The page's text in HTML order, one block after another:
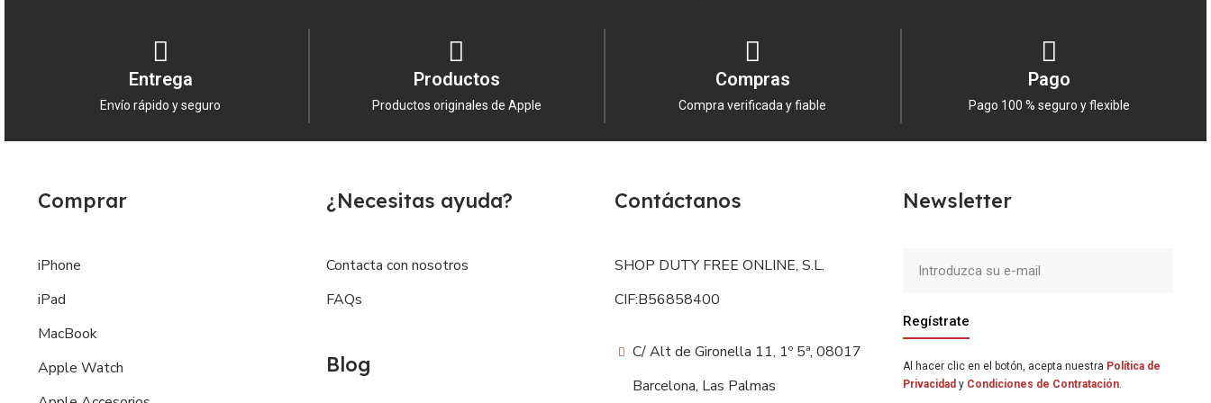
Entrega
Envío rápido y seguro
Productos
Productos originales de Apple
Compras
Compra verificada y fiable
Pago
Pago 100 % seguro y flexible
Comprar
iPhone
iPad
MacBook
Apple Watch
¿Necesitas ayuda?
Contacta con nosotros
FAQs
Blog
Contáctanos
SHOP DUTY FREE ONLINE, S.L.
CIF:B56858400
C/ Alt de Gironella 11, 1º 5ª, 08017
Barcelona, Las Palmas
Newsletter
Regístrate
Al hacer clic en el botón, acepta nuestra Política de
Privacidad y Condiciones de Contratación.